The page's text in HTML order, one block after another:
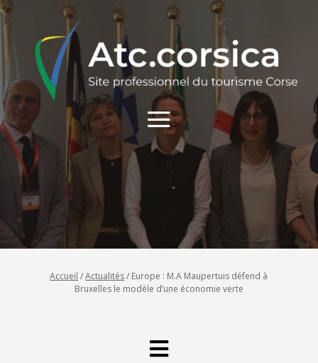
Accueil /Actualités/ Europe : M.A Maupertuis défend à
Bruxelles le modèle d’une économie verte
